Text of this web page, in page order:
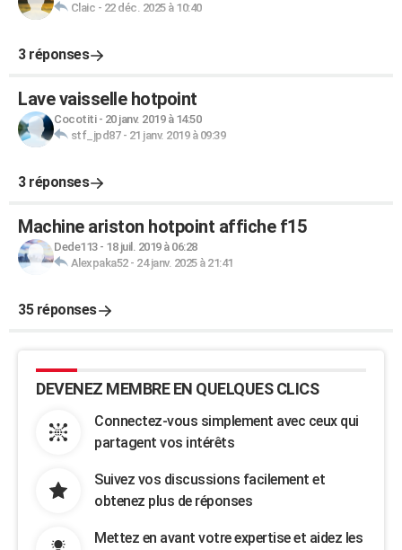
Claic - 22 déc. 2025 à 10:40
3 réponses
Lave vaisselle hotpoint
Cocotiti- 20 janv. 2019 à 14:50
stf_jpd87- 21 janv. 2019 à 09:39
3 réponses
Machine ariston hotpoint affiche f15
Dede113- 18 juil. 2019 à 06:28
Alexpaka52- 24 janv. 2025 à 21:41
35 réponses
DEVENEZ MEMBRE EN QUELQUES CLICS
Connectez-vous simplement avec ceux qui
partagent vos intérêts
Suivez vos discussions facilement et
obtenez plus de réponses
Mettez en avant votre expertise et aidez les